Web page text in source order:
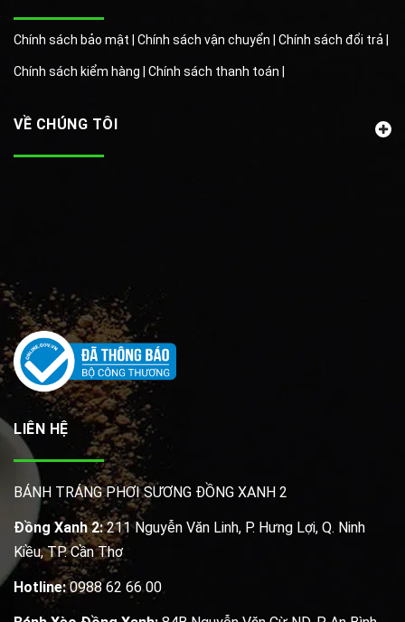
Chính sách bảo mật | Chính sách vận chuyển | Chính sách đổi trả |
Chính sách kiểm hàng | Chính sách thanh toán |
VỀ CHÚNG TÔI
LIÊN HỆ
BÁNH TRÁNG PHƠI SƯƠNG ĐỒNG XANH 2
Đồng Xanh 2:211 Nguyễn Văn Linh, P. Hưng Lợi, Q. Ninh
Kiều, TP. Cần Thơ
Hotline:0988 62 66 00